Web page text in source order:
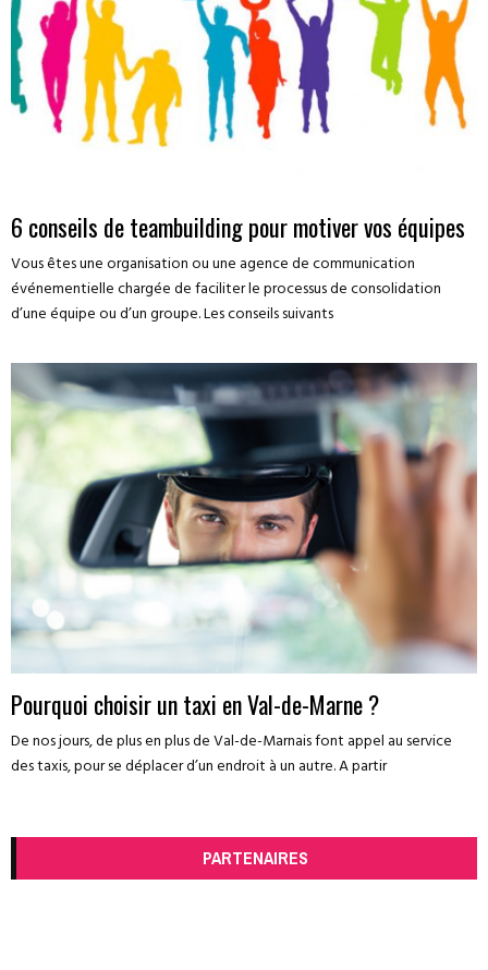
6 conseils de teambuilding pour motiver vos équipes
Vous êtes une organisation ou une agence de communication
événementielle chargée de faciliter le processus de consolidation
d’une équipe ou d’un groupe. Les conseils suivants
Pourquoi choisir un taxi en Val-de-Marne ?
De nos jours, de plus en plus de Val-de-Marnais font appel au service
des taxis, pour se déplacer d’un endroit à un autre. A partir
PARTENAIRES